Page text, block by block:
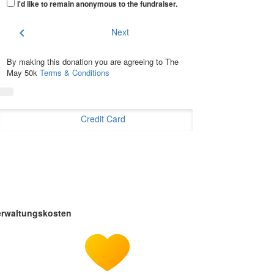
I'd like to remain anonymous to the fundraiser.
chevron_left Next
By making this donation you are agreeing to The
May 50k Terms & Conditions
Credit Card